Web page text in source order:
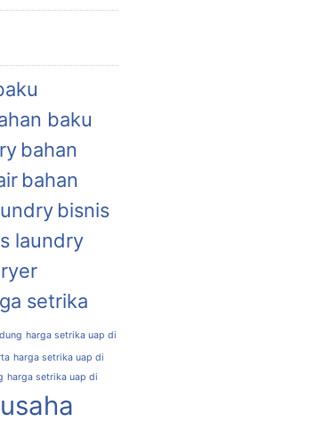
baku
bahan
bahan
bisnis
laundry
setrika
harga setrika uap di
harga setrika uap di
harga setrika uap di